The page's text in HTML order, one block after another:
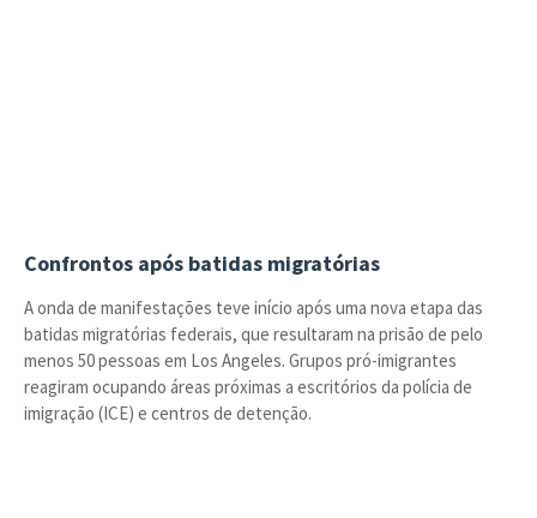
Confrontos após batidas migratórias
A onda de manifestações teve início após uma nova etapa das
batidas migratórias federais, que resultaram na prisão de pelo
menos 50 pessoas em Los Angeles. Grupos pró-imigrantes
reagiram ocupando áreas próximas a escritórios da polícia de
imigração (ICE) e centros de detenção.